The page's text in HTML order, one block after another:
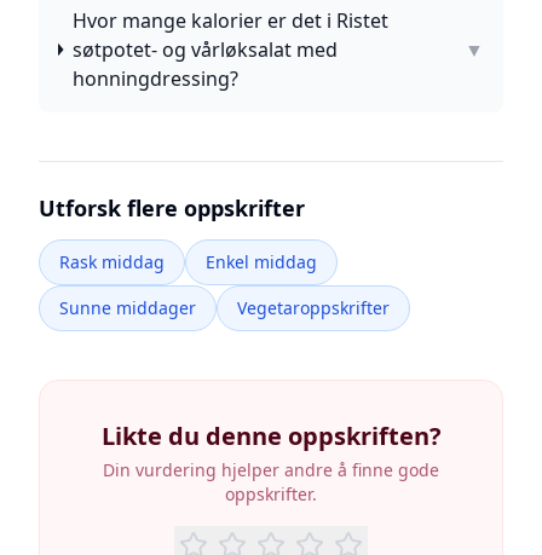
Hvor mange kalorier er det i Ristet
søtpotet- og vårløksalat med
honningdressing?
▼
Utforsk flere oppskrifter
Rask middag
Enkel middag
Sunne middager
Vegetaroppskrifter
Likte du denne oppskriften?
Din vurdering hjelper andre å finne gode
oppskrifter.